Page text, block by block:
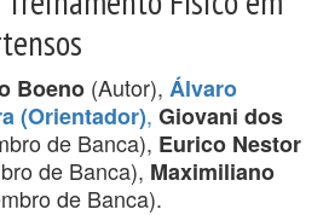
Boeno (Autor), Álvaro
(Orientador), Giovani dos
de Banca), Eurico Nestor
de Banca), Maximiliano
de Banca).